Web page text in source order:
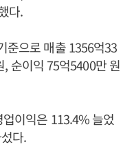
다.
준으로 매출 1356억33
순이익 75억5400만 원
이익은 113.4% 늘었
다.